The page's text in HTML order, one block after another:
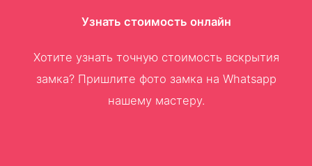
Узнать стоимость онлайн
Хотите узнать точную стоимость вскрытия
замка? Пришлите фото замка на Whatsapp
нашему мастеру.